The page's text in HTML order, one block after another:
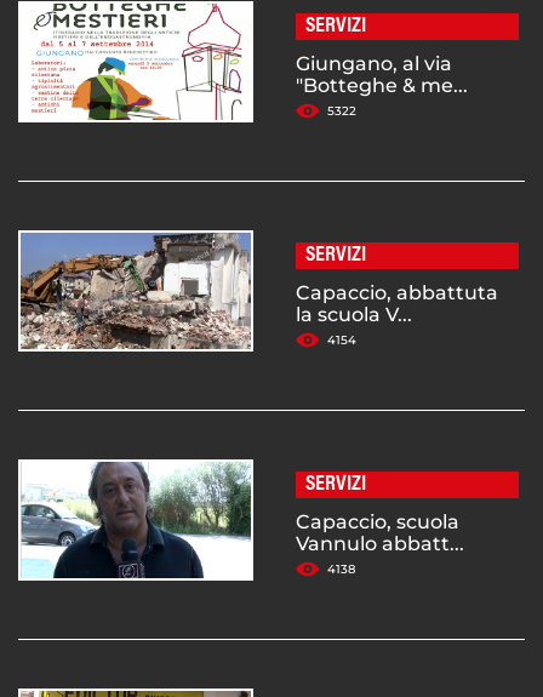
SERVIZI
Giungano, al via
"Botteghe & me...
5322
SERVIZI
Capaccio, abbattuta
la scuola V...
4154
SERVIZI
Capaccio, scuola
Vannulo abbatt...
4138